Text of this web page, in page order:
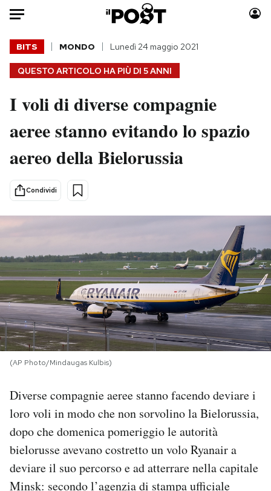
Auto
HOME
Italia
Politica
Tecnologia
Scienza
Moda
Consumismi
Storie/Idee
Mondiali calcio 2026
PODCAST
NEWSLETTER
SHOP
CALENDARIO
QUESTO ARTICOLO HA PIÙ DI 5 ANNI
BITS MONDO Lunedì 24 maggio 2021
I voli di diverse compagnie
aeree stanno evitando lo spazio
aereo della Bielorussia
Condividi
(AP Photo/Mindaugas Kulbis)
Diverse compagnie aeree stanno facendo deviare i
loro voli in modo che non sorvolino la Bielorussia,
dopo che domenica pomeriggio le autorità
bielorusse avevano costretto un volo Ryanair a
deviare il suo percorso e ad atterrare nella capitale
Minsk: secondo l’agenzia di stampa ufficiale